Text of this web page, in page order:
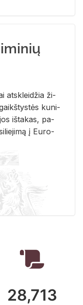
at­sklei­džia ži­
ku­ni­
iš­ta­kas, pa­
į Eu­ro­
28,713